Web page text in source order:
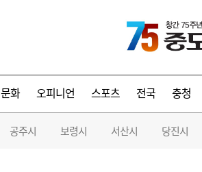
문화 오피니언 스포츠 전국 충청
공주시 보령시 서산시 당진시